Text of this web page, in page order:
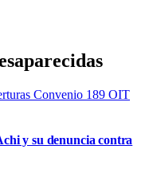
Convenio 189 OIT
y su denuncia contra